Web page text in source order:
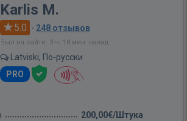
Karlis M.
5.0 · 248 отзывов
Был на сайте: 3 ч. 18 мин. назад
Latviski, По-русски
PRO
200,00€/Штука